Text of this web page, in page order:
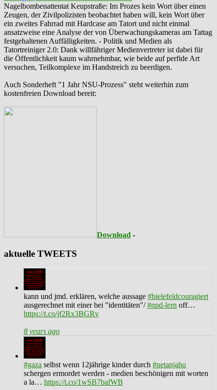
‪Nagelbombenattentat‬ ‎Keupstraße‬: Im Prozes kein Wort über einen
Zeugen, der Zivilpolizisten beobachtet haben will, kein Wort über
ein zweites Fahrrad mit Hardcase am Tatort und nicht einmal
ansatzweise eine Analyse der von Überwachungskameras am Tattag
festgehaltenen Auffälligkeiten. - Politik und Medien als
‪Tatortreiniger‬ 2.0: Dank willfähriger Medienvertreter ist dabei für
die Öffentlichkeit kaum wahrnehmbar, wie beide auf perfide Art
versuchen, Teilkomplexe im Handstreich zu beerdigen.
Auch Sonderheft "1 Jahr NSU-Prozess" steht weiterhin zum
kostenfreien Download bereit:
Download -
aktuelle TWEETS
kann und jmd. erklären, welche aussage #bielefeldcouragiert
ausgerechnet mit einer bei "identitäten"/#npd-lern off…
https://t.co/jf2Rx3BGRv
8 years ago
#gaza selbst wenn 12jährige kinder durch #netanjahu
schergen ermordet werden - medien beschönigen mit worten
a la… https://t.co/1wSB7bafWB